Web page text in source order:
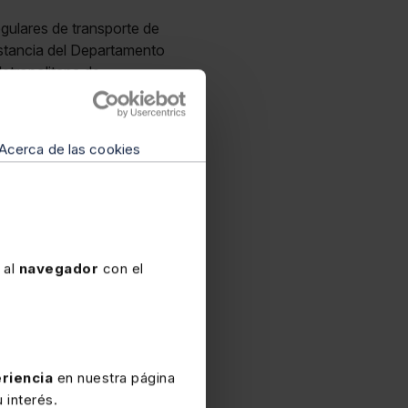
de las cookies
navegador con el
en nuestra página
interés.
de transporte de
del Departamento
de
utilizados a la